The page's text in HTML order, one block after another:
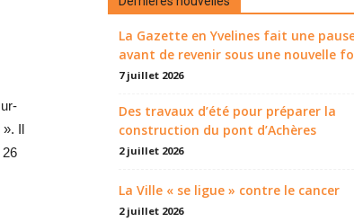
». Il
26
La Gazette en Yvelines fait une
avant de revenir sous une nouvelle
7 juillet 2026
Des travaux d’été pour préparer la
construction du pont d’Achères
2 juillet 2026
La Ville « se ligue » contre le cancer
2 juillet 2026